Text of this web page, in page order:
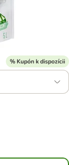
% Kupón k dispozícii